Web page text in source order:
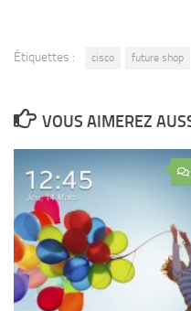
Étiquettes : cisco future shop
VOUS AIMEREZ